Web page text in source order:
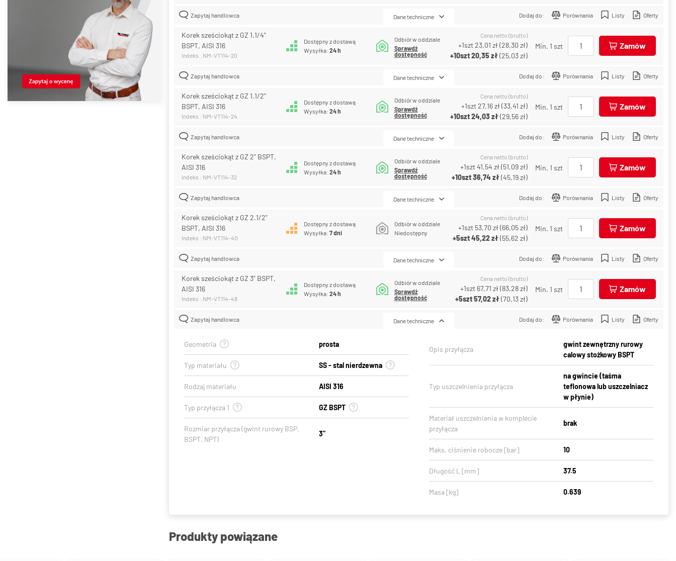
Zapytaj handlowca Dodaj do: Porównania Listy Oferty
Dane techniczne
Korek sześciokąt z GZ 1.1/4"
BSPT, AISI 316
Indeks : NM-VT114-20
Dostępny z dostawą
Wysyłka:24 h
Odbiór w oddziale
Sprawdź
dostępność
Cena netto (brutto)
+1szt23,01 zł(28,30 zł)
+10szt20,35 zł(25,03 zł)
Min. 1 szt Zamów
Zapytaj handlowca Dodaj do: Porównania Listy Oferty
Dane techniczne
Korek sześciokąt z GZ 1.1/2"
BSPT, AISI 316
Indeks : NM-VT114-24
Dostępny z dostawą
Wysyłka:24 h
Odbiór w oddziale
Sprawdź
dostępność
Cena netto (brutto)
+1szt27,16 zł(33,41 zł)
+10szt24,03 zł(29,56 zł)
Min. 1 szt Zamów
Zapytaj handlowca Dodaj do: Porównania Listy Oferty
Dane techniczne
Korek sześciokąt z GZ 2" BSPT,
AISI 316
Indeks : NM-VT114-32
Dostępny z dostawą
Wysyłka:24 h
Odbiór w oddziale
Sprawdź
dostępność
Cena netto (brutto)
+1szt41,54 zł(51,09 zł)
+10szt36,74 zł(45,19 zł)
Min. 1 szt Zamów
Zapytaj handlowca Dodaj do: Porównania Listy Oferty
Dane techniczne
Korek sześciokąt z GZ 2.1/2"
BSPT, AISI 316
Indeks : NM-VT114-40
Dostępny z dostawą
Wysyłka:7 dni
Odbiór w oddziale
Niedostępny
Cena netto (brutto)
+1szt 53,70 zł(66,05 zł)
+5szt45,22 zł(55,62 zł)
Min. 1 szt Zamów
Zapytaj handlowca Dodaj do: Porównania Listy Oferty
Dane techniczne
Korek sześciokąt z GZ 3" BSPT,
AISI 316
Indeks : NM-VT114-48
Dostępny z dostawą
Wysyłka:24 h
Odbiór w oddziale
Sprawdź
dostępność
Cena netto (brutto)
+1szt 67,71 zł(83,28 zł)
+5szt57,02 zł(70,13 zł)
Min. 1 szt Zamów
Zapytaj handlowca Dodaj do: Porównania Listy Oferty
Dane techniczne
Geometria prosta
Typ materiału SS - stal nierdzewna
Rodzaj materiału AISI 316
Typ przyłącza 1 GZ BSPT
Rozmiar przyłącza (gwint rurowy BSP,
BSPT, NPT)
3"
Opis przyłącza
gwint zewnętrzny rurowy
calowy stożkowy BSPT
Typ uszczelnienia przyłącza
na gwincie (taśma
teflonowa lub uszczelniacz
w płynie)
Materiał uszczelnienia w komplecie
przyłącza
brak
Maks. ciśnienie robocze [bar] 10
Długość L [mm] 37.5
Masa [kg] 0.639
Produkty powiązane